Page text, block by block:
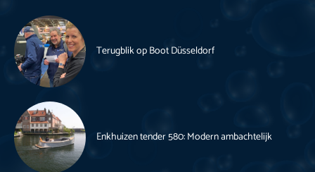
Terugblik op Boot Düsseldorf
Enkhuizen tender 580: Modern ambachtelijk